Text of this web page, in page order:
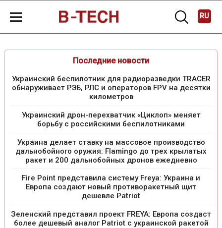
RU
Последние новости
Украинский беспилотник для радиоразведки TRACER
обнаруживает РЭБ, РЛС и операторов FPV на десятки
километров
Украинский дрон-перехватчик «Циклоп» меняет
борьбу с российскими беспилотниками
Украина делает ставку на массовое производство
дальнобойного оружия: Flamingo до трех крылатых
ракет и 200 дальнобойных дронов ежедневно
Fire Point представила систему Freya: Украина и
Европа создают новый противоракетный щит
дешевле Patriot
Зеленский представил проект FREYA: Европа создаст
более дешевый аналог Patriot с украинской ракетой